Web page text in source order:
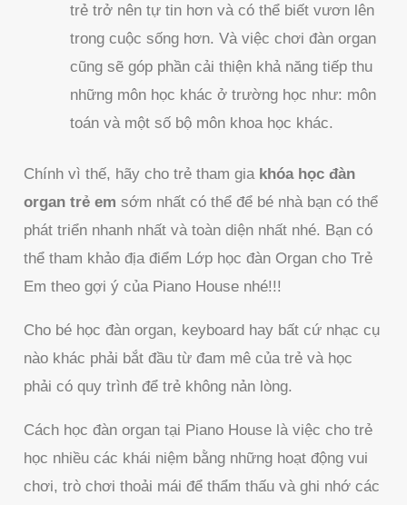
trẻ trở nên tự tin hơn và có thể biết vươn lên
trong cuộc sống hơn. Và việc chơi đàn organ
cũng sẽ góp phần cải thiện khả năng tiếp thu
những môn học khác ở trường học như: môn
toán và một số bộ môn khoa học khác.
Chính vì thế, hãy cho trẻ tham gia khóa học đàn
organ trẻ em sớm nhất có thể để bé nhà bạn có thể
phát triển nhanh nhất và toàn diện nhất nhé. Bạn có
thể tham khảo địa điểm Lớp học đàn Organ cho Trẻ
Em theo gợi ý của Piano House nhé!!!
Cho bé học đàn organ, keyboard hay bất cứ nhạc cụ
nào khác phải bắt đầu từ đam mê của trẻ và học
phải có quy trình để trẻ không nản lòng.
Cách học đàn organ tại Piano House là việc cho trẻ
học nhiều các khái niệm bằng những hoạt động vui
chơi, trò chơi thoải mái để thẩm thấu và ghi nhớ các